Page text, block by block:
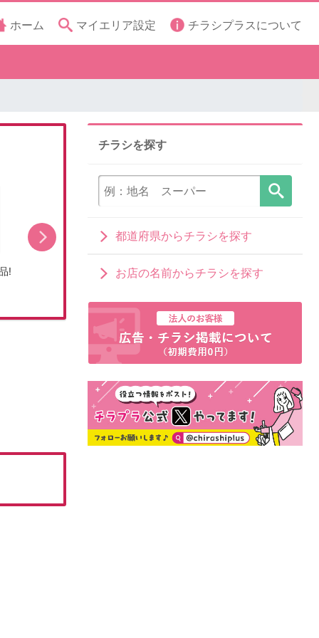
ホーム マイエリア設定 チラシプラスについて
! 担当者イチ押し!8月の目玉品!
チラシを探す
都道府県からチラシを探す
お店の名前からチラシを探す